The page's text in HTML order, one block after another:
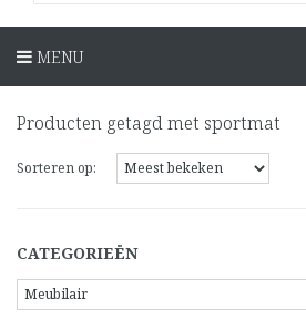
MENU
Producten getagd met sportmat
Sorteren op:
CATEGORIEËN